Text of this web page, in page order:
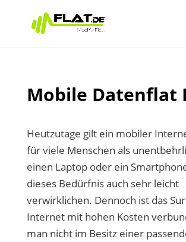
Mobile Datenflat
Heutzutage gilt ein mobiler
für viele Menschen als
einen Laptop oder ein
dieses Bedürfnis auch sehr leicht
verwirklichen. Dennoch ist das
Internet mit hohen Kosten
man nicht im Besitz einer